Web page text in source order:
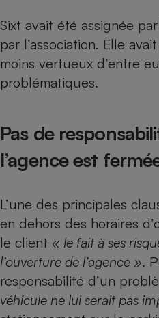
Sixt avait été assignée
par l’association. Elle
moins vertueux d’entre
problématiques.
Pas de
l’agence est
L’une des principales
en dehors des horaires
le client « le fait à ses
l’ouverture de l’agence ».
responsabilité d’un
véhicule ne lui serait pas